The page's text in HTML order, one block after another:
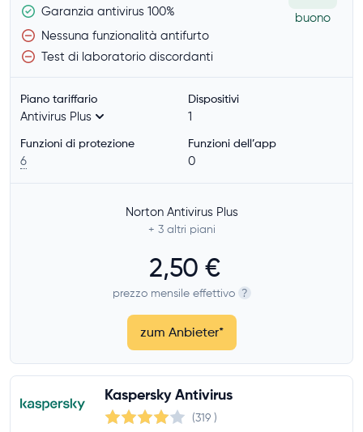
Garanzia antivirus 100%
Nessuna funzionalità antifurto
Test di laboratorio discordanti
buono
Piano tariffario
Antivirus Plus
Dispositivi
1
Funzioni di protezione
6
Funzioni dell’app
0
Norton Antivirus Plus
+ 3 altri piani
2,50 €
prezzo mensile effettivo ?
zum Anbieter*
Kaspersky Antivirus
(319 )